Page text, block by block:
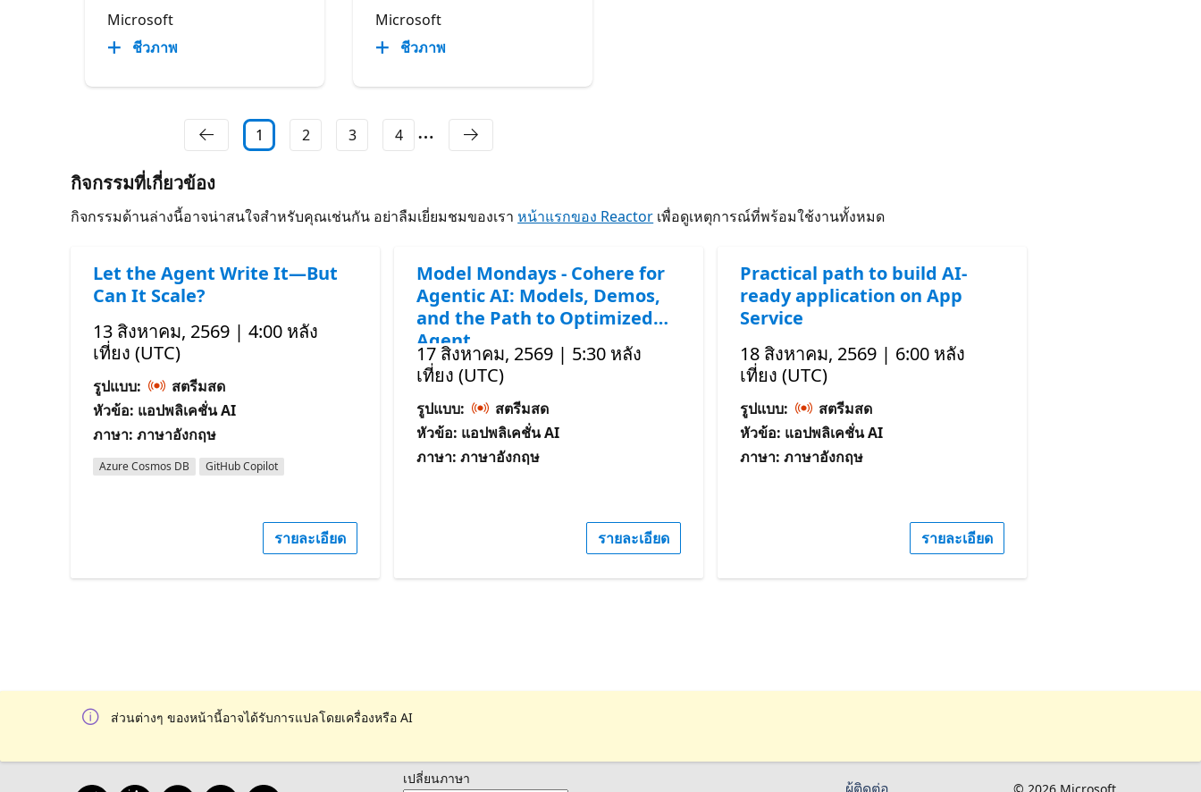
Microsoft
ชีวภาพ
Microsoft
ชีวภาพ
1 2 3 4
กิจกรรมที่เกี่ยวข้อง
กิจกรรมด้านล่างนี้อาจน่าสนใจสําหรับคุณเช่นกัน อย่าลืมเยี่ยมชมของเราหน้าแรกของ Reactor เพื่อดูเหตุการณ์ที่พร้อมใช้งานทั้งหมด
Let the Agent Write It—But
Can It Scale?
13 สิงหาคม, 2569 | 4:00 หลัง
เที่ยง (UTC)
รูปแบบ:
สตรีมสด
หัวข้อ: แอปพลิเคชั่น AI
ภาษา: ภาษาอังกฤษ
Azure Cosmos DB GitHub Copilot
รายละเอียด
Model Mondays - Cohere for
Agentic AI: Models, Demos,
and the Path to Optimized
Agent
17 สิงหาคม, 2569 | 5:30 หลัง
เที่ยง (UTC)
รูปแบบ:
สตรีมสด
หัวข้อ: แอปพลิเคชั่น AI
ภาษา: ภาษาอังกฤษ
รายละเอียด
Practical path to build AI-
ready application on App
Service
18 สิงหาคม, 2569 | 6:00 หลัง
เที่ยง (UTC)
รูปแบบ:
สตรีมสด
หัวข้อ: แอปพลิเคชั่น AI
ภาษา: ภาษาอังกฤษ
รายละเอียด
ส่วนต่างๆ ของหน้านี้อาจได้รับการแปลโดยเครื่องหรือ AI
เปลี่ยนภาษา
ผู้ติดต่อ © 2026 Microsoft